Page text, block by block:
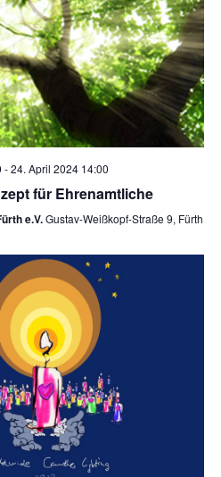
-24. April 2024 14:00
für Ehrenamtliche
e.V.Gustav-Weißkopf-Straße 9, Fürth